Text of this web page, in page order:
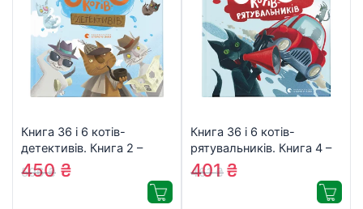
Книга 36 і 6 котів-
детективів. Книга 2 –
Галина Вдовиченко
Видавництво Старого
Лева (9786176793984)
506₴
450 ₴
Книга 36 і 6 котів-
рятувальників. Книга 4 –
Галина Вдовиченко
Видавництво Старого
Лева (9786176798798)
461₴
401₴